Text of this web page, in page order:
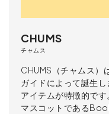
CHUMS
チャムス
CHUMS（チャムス）
ガイドによって誕生
アイテムが特徴的です
マスコットである